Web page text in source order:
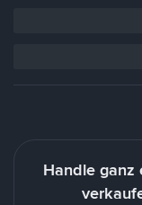
Handle ganz